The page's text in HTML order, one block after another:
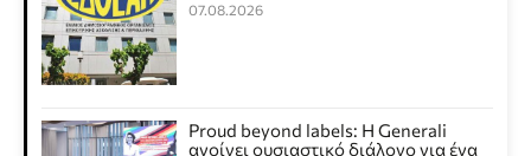
07.08.2026
Proud beyond labels: Η Generali
ανοίγει ουσιαστικό διάλογο για ένα